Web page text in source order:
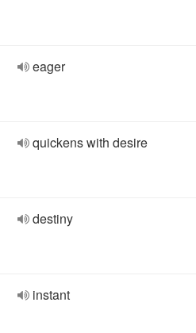
eager
quickens with desire
destiny
instant